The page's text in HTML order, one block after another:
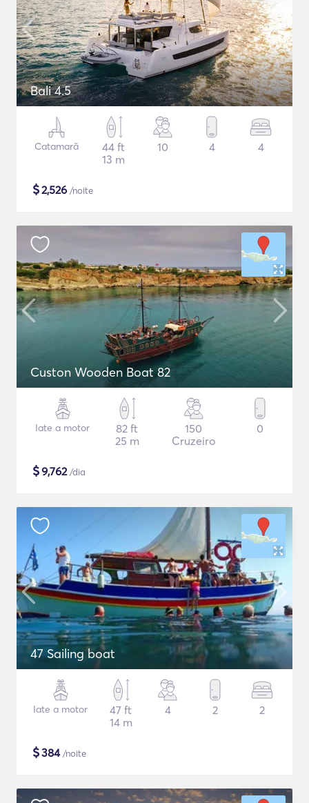
Bali 4.5
Catamarã
44 ft
13 m
10 4 4
$2,526 /noite
Custon Wooden Boat 82
Iate a motor
82 ft
25 m
150
Cruzeiro
0
$9,762/dia
47 Sailing boat
Iate a motor
47 ft
14 m
4 2 2
$384/noite